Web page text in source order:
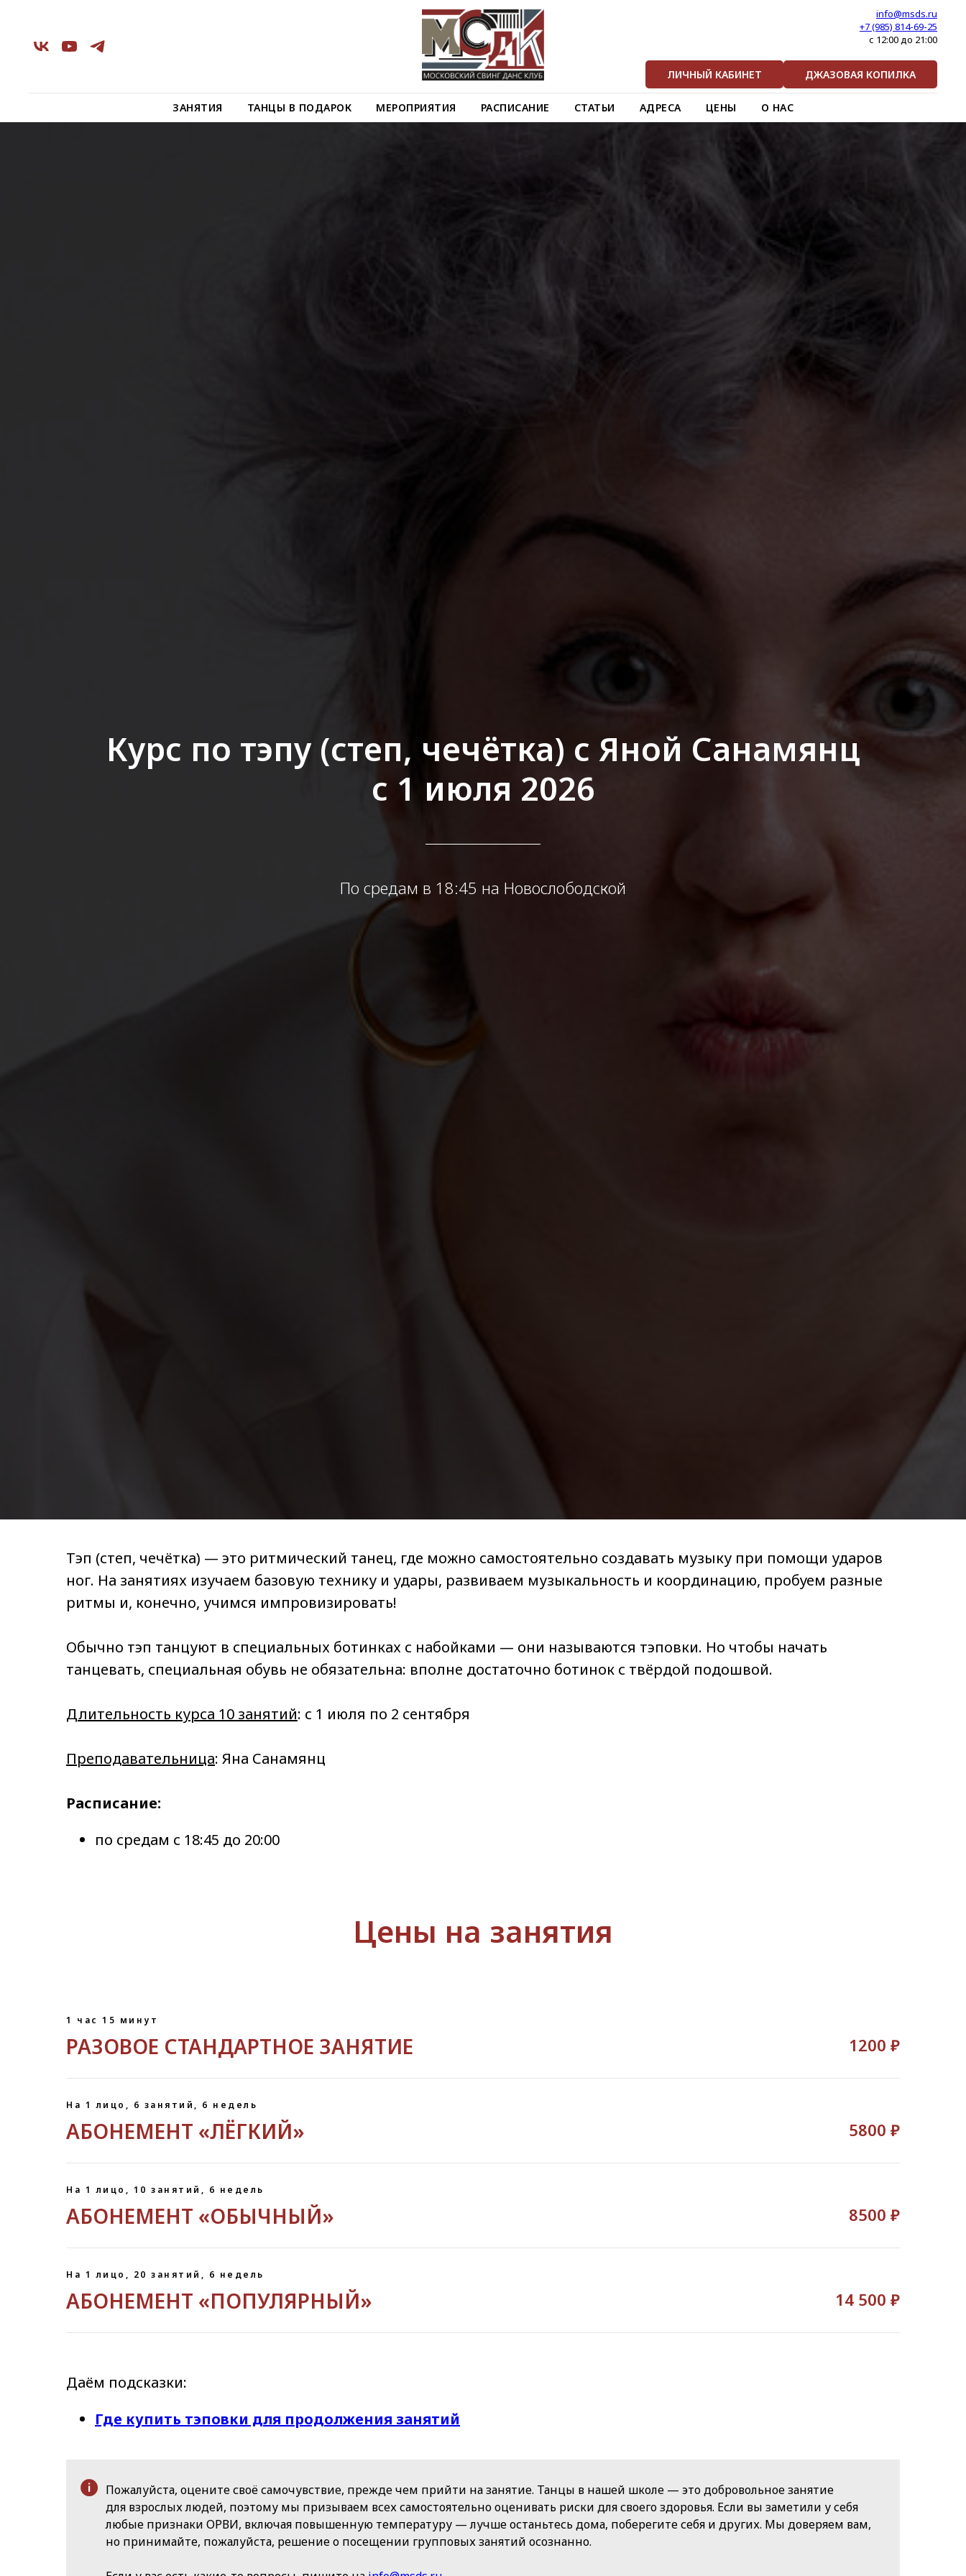
info@msds.ru
+7 (985) 814-69-25
с 12:00 до 21:00
ЛИЧНЫЙ КАБИНЕТ ДЖАЗОВАЯ КОПИЛКА
ЗАНЯТИЯ ТАНЦЫ В ПОДАРОК МЕРОПРИЯТИЯ РАСПИСАНИЕ СТАТЬИ АДРЕСА ЦЕНЫ О НАС
Курс по тэпу (степ, чечётка) с Яной Санамянц
с 1 июля 2026
По средам в 18:45 на Новослободской
Тэп (степ, чечётка) — это ритмический танец, где можно самостоятельно создавать музыку при помощи ударов
ног. На занятиях изучаем базовую технику и удары, развиваем музыкальность и координацию, пробуем разные
ритмы и, конечно, учимся импровизировать!
Обычно тэп танцуют в специальных ботинках с набойками — они называются тэповки. Но чтобы начать
танцевать, специальная обувь не обязательна: вполне достаточно ботинок с твёрдой подошвой.
Длительность курса 10 занятий: с 1 июля по 2 сентября
Преподавательница: Яна Санамянц
Расписание:
по средам с 18:45 до 20:00
Цены на занятия
1 час 15 минут
РАЗОВОЕ СТАНДАРТНОЕ ЗАНЯТИЕ 1200 ₽
На 1 лицо, 6 занятий, 6 недель
АБОНЕМЕНТ «ЛЁГКИЙ» 5800 ₽
На 1 лицо, 10 занятий, 6 недель
АБОНЕМЕНТ «ОБЫЧНЫЙ» 8500 ₽
На 1 лицо, 20 занятий, 6 недель
АБОНЕМЕНТ «ПОПУЛЯРНЫЙ» 14 500 ₽
Даём подсказки:
Где купить тэповки для продолжения занятий
Пожалуйста, оцените своё самочувствие, прежде чем прийти на занятие. Танцы в нашей школе — это добровольное занятие
для взрослых людей, поэтому мы призываем всех самостоятельно оценивать риски для своего здоровья. Если вы заметили у себя
любые признаки ОРВИ, включая повышенную температуру — лучше останьтесь дома, поберегите себя и других. Мы доверяем вам,
но принимайте, пожалуйста, решение о посещении групповых занятий осознанно.